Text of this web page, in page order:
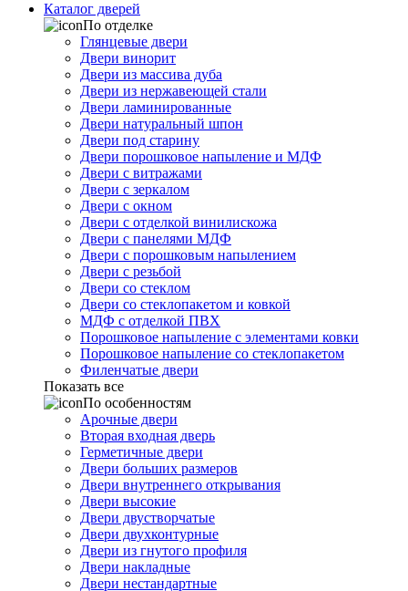
Каталог дверей
По отделке
Глянцевые двери
Двери винорит
Двери из массива дуба
Двери из нержавеющей стали
Двери ламинированные
Двери натуральный шпон
Двери под старину
Двери порошковое напыление и МДФ
Двери с витражами
Двери с зеркалом
Двери с окном
Двери с отделкой винилискожа
Двери с панелями МДФ
Двери с порошковым напылением
Двери с резьбой
Двери со стеклом
Двери со стеклопакетом и ковкой
МДФ с отделкой ПВХ
Порошковое напыление с элементами ковки
Порошковое напыление со стеклопакетом
Филенчатые двери
Показать все
По особенностям
Арочные двери
Вторая входная дверь
Герметичные двери
Двери больших размеров
Двери внутреннего открывания
Двери высокие
Двери двустворчатые
Двери двухконтурные
Двери из гнутого профиля
Двери накладные
Двери нестандартные